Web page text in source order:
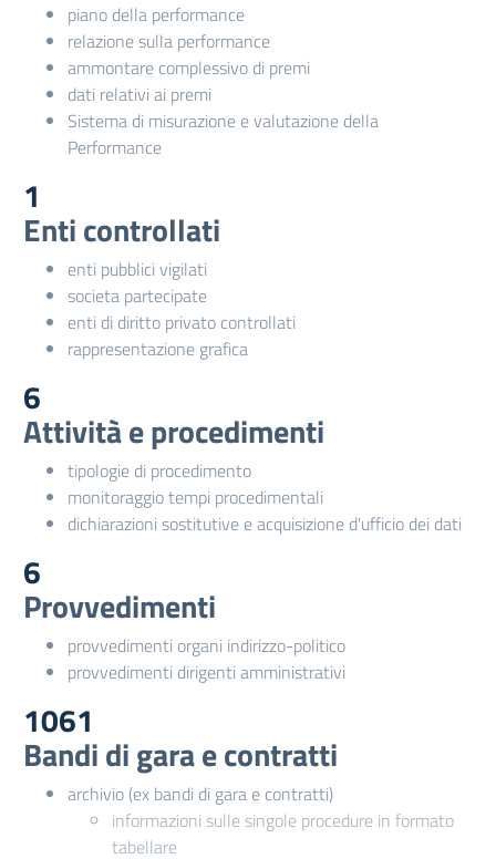
piano della performance
relazione sulla performance
ammontare complessivo di premi
dati relativi ai premi
Sistema di misurazione e valutazione della
Performance
1
Enti controllati
enti pubblici vigilati
societa partecipate
enti di diritto privato controllati
rappresentazione grafica
6
Attività e procedimenti
tipologie di procedimento
monitoraggio tempi procedimentali
dichiarazioni sostitutive e acquisizione d'ufficio dei dati
6
Provvedimenti
provvedimenti organi indirizzo-politico
provvedimenti dirigenti amministrativi
1061
Bandi di gara e contratti
archivio (ex bandi di gara e contratti)
informazioni sulle singole procedure in formato
tabellare